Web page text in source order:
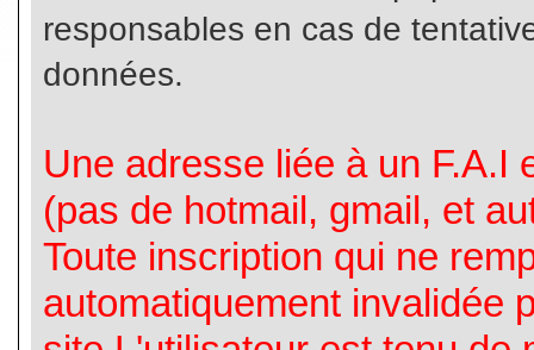
responsables en cas de
données.
Une adresse liée à un F.A.I
(pas de hotmail, gmail, et
Toute inscription qui ne
automatiquement invalidée